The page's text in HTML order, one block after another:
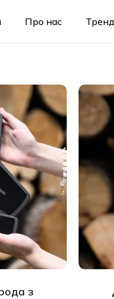
Про нас
з